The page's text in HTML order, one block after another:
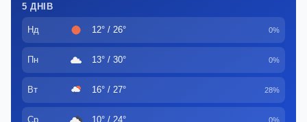
5 ДНІВ
Нд 12° / 26° 0%
Пн 13° / 30° 0%
Вт 16° / 27° 28%
Ср 10° / 24° 0%